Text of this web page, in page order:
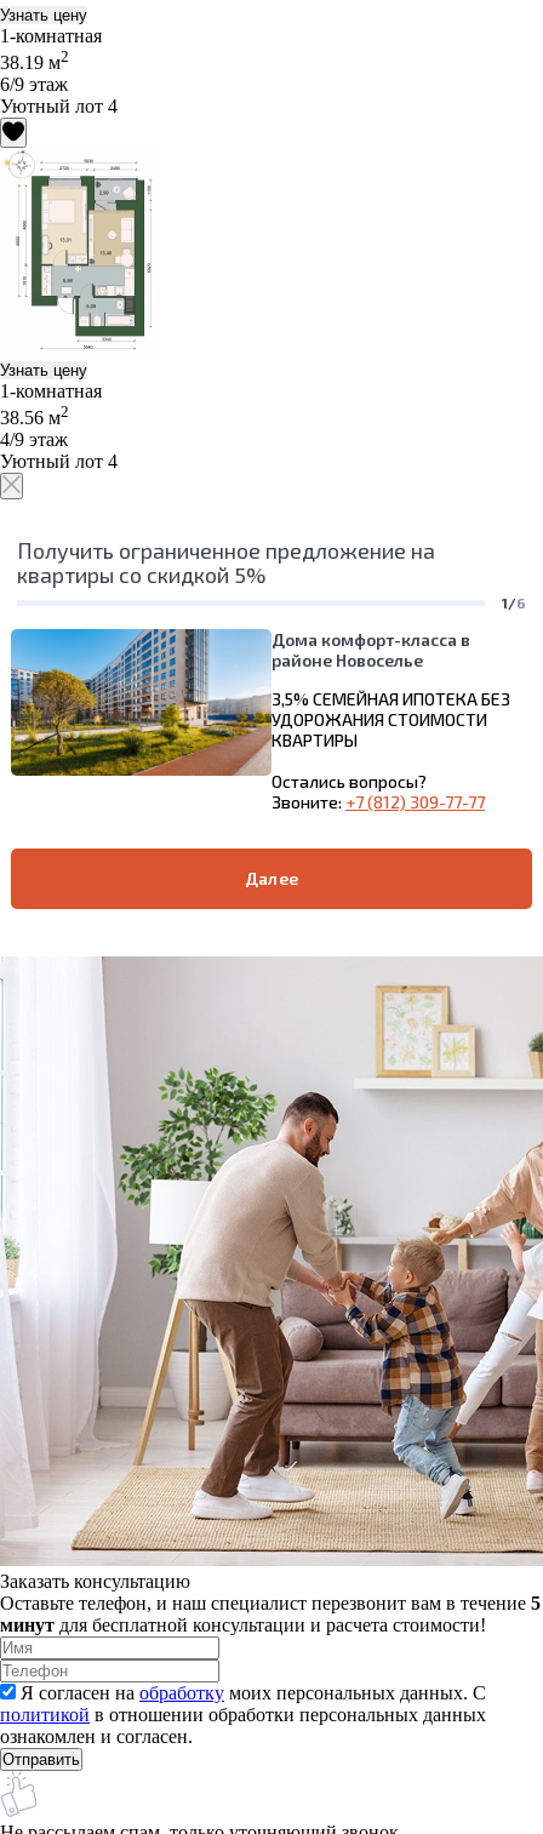
Узнать цену
1-комнатная
38.19 м2
6/9 этаж
Уютный лот 4
Узнать цену
1-комнатная
38.56 м2
4/9 этаж
Уютный лот 4
Получить ограниченное предложение на
квартиры со скидкой 5%
1/6
Дома комфорт-класса в
районе Новоселье
3,5% СЕМЕЙНАЯ ИПОТЕКА БЕЗ
УДОРОЖАНИЯ СТОИМОСТИ
КВАРТИРЫ
Остались вопросы?
Звоните: +7 (812) 309-77-77
Заказать консультацию
Оставьте телефон, и наш специалист перезвонит вам в течение 5
минут для бесплатной консультации и расчета стоимости!
Я согласен на обработку моих персональных данных. С
политикой в отношении обработки персональных данных
ознакомлен и согласен.